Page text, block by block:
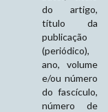
do artigo,
título da
publicação
(periódico),
ano, volume
e/ou número
do fascículo,
número de